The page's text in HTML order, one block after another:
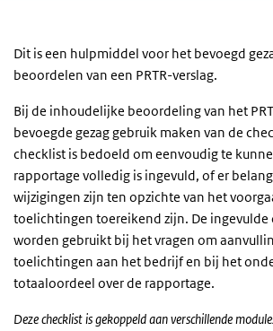
Dit is een hulpmiddel voor het bevoegd
beoordelen van een PRTR-verslag.
Bij de inhoudelijke beoordeling van het
bevoegde gezag gebruik maken van de
checklist is bedoeld om eenvoudig te
rapportage volledig is ingevuld, of er
wijzigingen zijn ten opzichte van het
toelichtingen toereikend zijn. De ingevulde
worden gebruikt bij het vragen om
toelichtingen aan het bedrijf en bij het
totaaloordeel over de rapportage.
Deze checklist is gekoppeld aan verschillende